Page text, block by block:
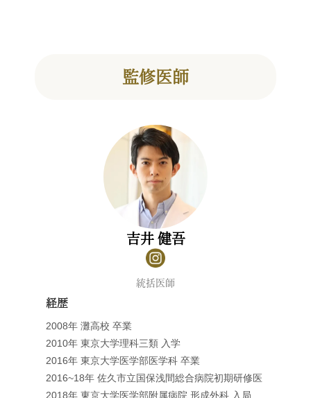
監修医師
吉井 健吾
統括医師
経歴
2008年 灘高校 卒業
2010年 東京大学理科三類 入学
2016年 東京大学医学部医学科 卒業
2016~18年 佐久市立国保浅間総合病院初期研修医
2018年 東京大学医学部附属病院 形成外科 入局